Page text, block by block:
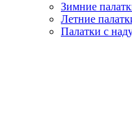
Зимние
Летние
Палатки с